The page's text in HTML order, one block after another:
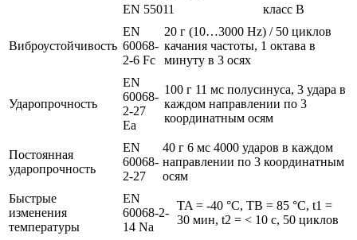
EN 55011
класс B
Виброустойчивость
EN
60068-
2-6 Fc
20 г (10…3000 Hz) / 50 циклов
качания частоты, 1 октава в
минуту в 3 осях
Ударопрочность
EN
60068-
2-27
Ea
100 г 11 мс полусинуса, 3 удара в
каждом направлении по 3
координатным осям
Постоянная
ударопрочность
EN
60068-
2-27
40 г 6 мс 4000 ударов в каждом
направлении по 3 координатным
осям
Быстрые
изменения
температуры
EN
60068-2-
14 Na
TA = -40 °C, TB = 85 °C, t1 =
30 мин, t2 = < 10 с, 50 циклов